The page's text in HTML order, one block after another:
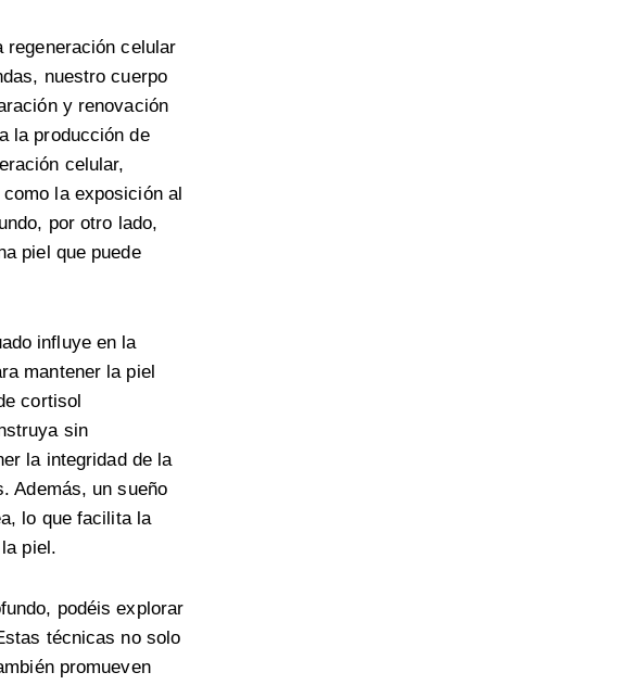
regeneración celular
nuestro cuerpo
y renovación
la producción de
celular,
la exposición al
por otro lado,
piel que puede
influye en la
mantener la piel
cortisol
sin
la integridad de la
Además, un sueño
lo que facilita la
piel.
podéis explorar
técnicas no solo
promueven